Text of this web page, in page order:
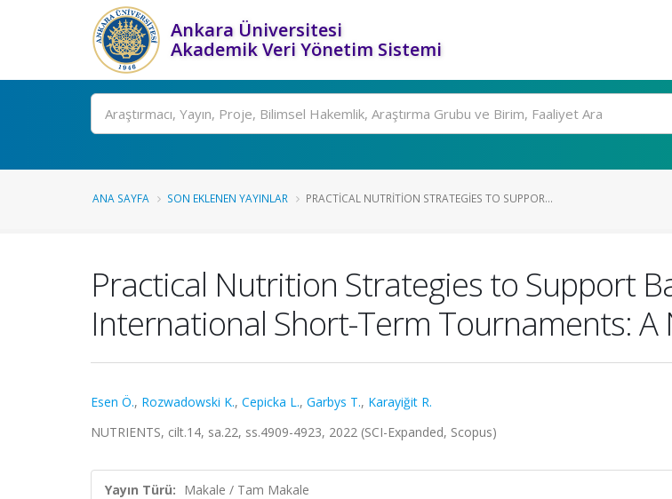
Ankara Üniversitesi
Akademik Veri Yönetim Sistemi
Ara
ANA SAYFA SON EKLENEN YAYINLAR PRACTICAL NUTRITION STRATEGIES TO SUPPOR...
Practical Nutrition Strategies to Support
International Short-Term Tournaments: A
Esen Ö., Rozwadowski K., Cepicka L., Garbys T., Karayiğit R.
NUTRIENTS, cilt.14, sa.22, ss.4909-4923, 2022 (SCI-Expanded, Scopus)
Yayın Türü: Makale / Tam Makale